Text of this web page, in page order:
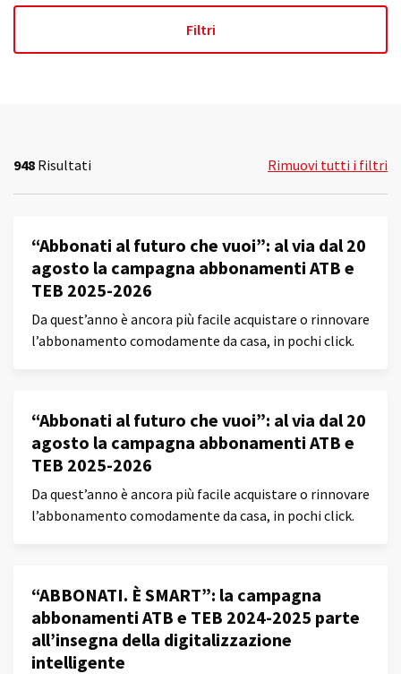
948 Risultati Rimuovi tutti i filtri
“Abbonati al futuro che vuoi”: al via dal 20
agosto la campagna abbonamenti ATB e
TEB 2025-2026
Da quest’anno è ancora più facile acquistare o rinnovare
l’abbonamento comodamente da casa, in pochi click.
“Abbonati al futuro che vuoi”: al via dal 20
agosto la campagna abbonamenti ATB e
TEB 2025-2026
Da quest’anno è ancora più facile acquistare o rinnovare
l’abbonamento comodamente da casa, in pochi click.
“ABBONATI. È SMART”: la campagna
abbonamenti ATB e TEB 2024-2025 parte
all’insegna della digitalizzazione
intelligente